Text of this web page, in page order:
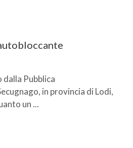
dalla Pubblica
in provincia di Lodi,
un ...